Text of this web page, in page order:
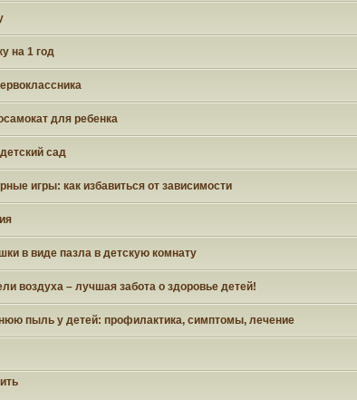
на 1 год
для ребенка
сад
игры: как избавиться от зависимости
в виде пазла в детскую комнату
воздуха – лучшая забота о здоровье детей!
пыль у детей: профилактика, симптомы, лечение